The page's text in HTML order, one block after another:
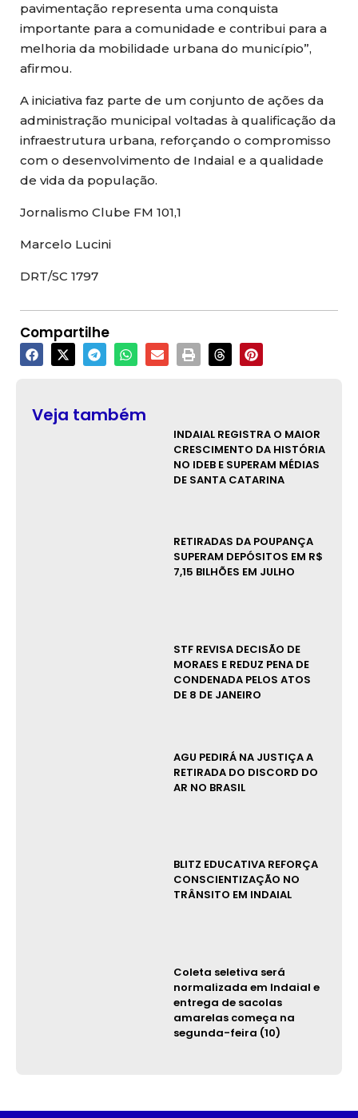
pavimentação representa uma conquista
importante para a comunidade e contribui para a
melhoria da mobilidade urbana do município”,
afirmou.
A iniciativa faz parte de um conjunto de ações da
administração municipal voltadas à qualificação da
infraestrutura urbana, reforçando o compromisso
com o desenvolvimento de Indaial e a qualidade
de vida da população.
Jornalismo Clube FM 101,1
Marcelo Lucini
DRT/SC 1797
Compartilhe
Veja também
INDAIAL REGISTRA O MAIOR
CRESCIMENTO DA HISTÓRIA
NO IDEB E SUPERAM MÉDIAS
DE SANTA CATARINA
RETIRADAS DA POUPANÇA
SUPERAM DEPÓSITOS EM R$
7,15 BILHÕES EM JULHO
STF REVISA DECISÃO DE
MORAES E REDUZ PENA DE
CONDENADA PELOS ATOS
DE 8 DE JANEIRO
AGU PEDIRÁ NA JUSTIÇA A
RETIRADA DO DISCORD DO
AR NO BRASIL
BLITZ EDUCATIVA REFORÇA
CONSCIENTIZAÇÃO NO
TRÂNSITO EM INDAIAL
Coleta seletiva será
normalizada em Indaial e
entrega de sacolas
amarelas começa na
segunda-feira (10)